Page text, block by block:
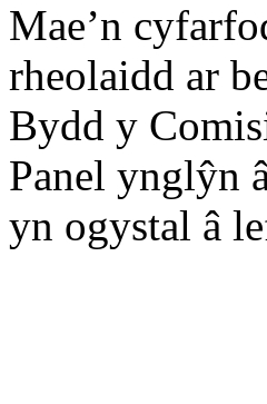
Mae’n
rheolaidd ar
Bydd y
Panel ynglŷn
yn ogystal â